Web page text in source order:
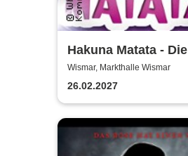
Hakuna Matata - Die
einzigartige große
Kindermusical-Gala
Wismar, Markthalle Wismar
26.02.2027